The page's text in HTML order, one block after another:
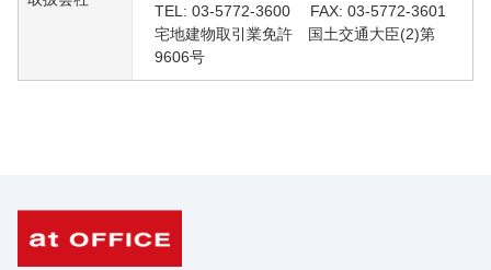
TEL: 03-5772-3600 FAX: 03-5772-3601
宅地建物取引業免許 国土交通大臣(2)第
9606号